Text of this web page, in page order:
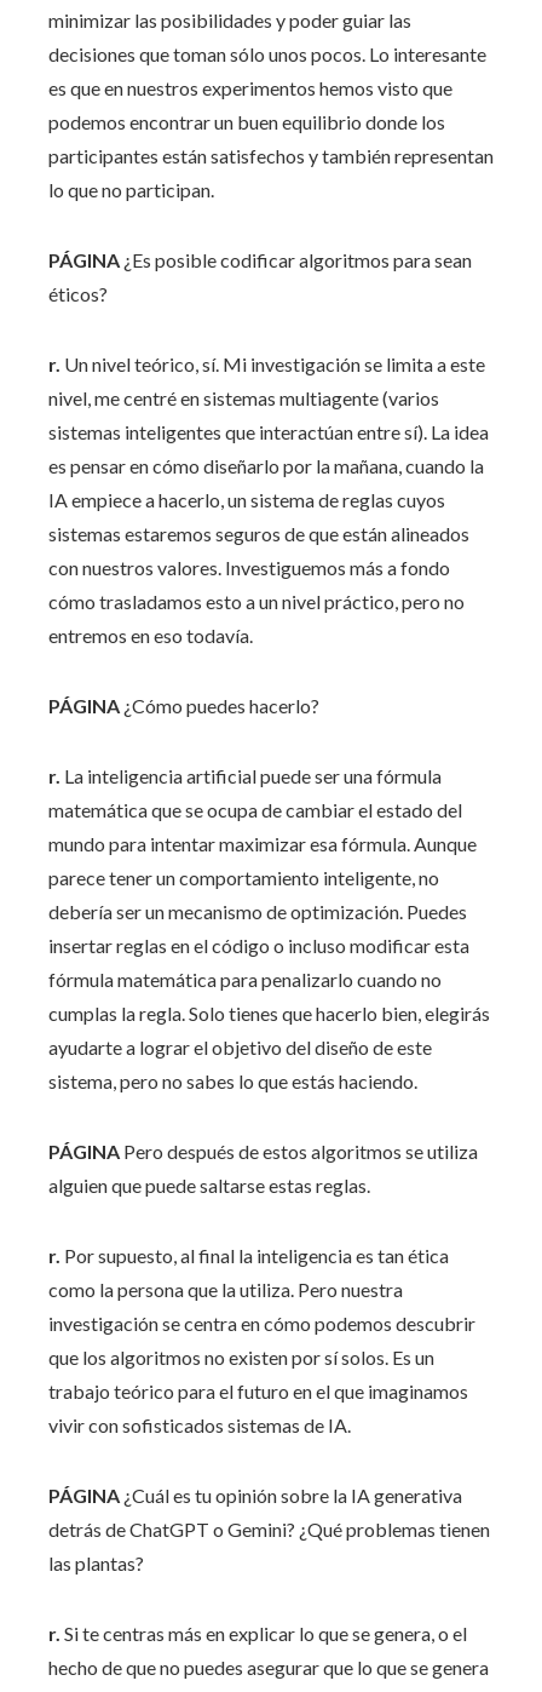
minimizar las posibilidades y poder guiar las
decisiones que toman sólo unos pocos. Lo interesante
es que en nuestros experimentos hemos visto que
podemos encontrar un buen equilibrio donde los
participantes están satisfechos y también representan
lo que no participan.
PÁGINA ¿Es posible codificar algoritmos para sean
éticos?
r. Un nivel teórico, sí. Mi investigación se limita a este
nivel, me centré en sistemas multiagente (varios
sistemas inteligentes que interactúan entre sí). La idea
es pensar en cómo diseñarlo por la mañana, cuando la
IA empiece a hacerlo, un sistema de reglas cuyos
sistemas estaremos seguros de que están alineados
con nuestros valores. Investiguemos más a fondo
cómo trasladamos esto a un nivel práctico, pero no
entremos en eso todavía.
PÁGINA ¿Cómo puedes hacerlo?
r. La inteligencia artificial puede ser una fórmula
matemática que se ocupa de cambiar el estado del
mundo para intentar maximizar esa fórmula. Aunque
parece tener un comportamiento inteligente, no
debería ser un mecanismo de optimización. Puedes
insertar reglas en el código o incluso modificar esta
fórmula matemática para penalizarlo cuando no
cumplas la regla. Solo tienes que hacerlo bien, elegirás
ayudarte a lograr el objetivo del diseño de este
sistema, pero no sabes lo que estás haciendo.
PÁGINA Pero después de estos algoritmos se utiliza
alguien que puede saltarse estas reglas.
r. Por supuesto, al final la inteligencia es tan ética
como la persona que la utiliza. Pero nuestra
investigación se centra en cómo podemos descubrir
que los algoritmos no existen por sí solos. Es un
trabajo teórico para el futuro en el que imaginamos
vivir con sofisticados sistemas de IA.
PÁGINA ¿Cuál es tu opinión sobre la IA generativa
detrás de ChatGPT o Gemini? ¿Qué problemas tienen
las plantas?
r. Si te centras más en explicar lo que se genera, o el
hecho de que no puedes asegurar que lo que se genera